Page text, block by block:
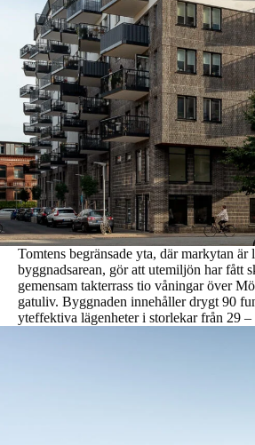
Tomtens begränsade yta, där markytan är
byggnadsarean, gör att utemiljön har fått
gemensam takterrass tio våningar över
gatuliv. Byggnaden innehåller drygt 90
yteffektiva lägenheter i storlekar från 29